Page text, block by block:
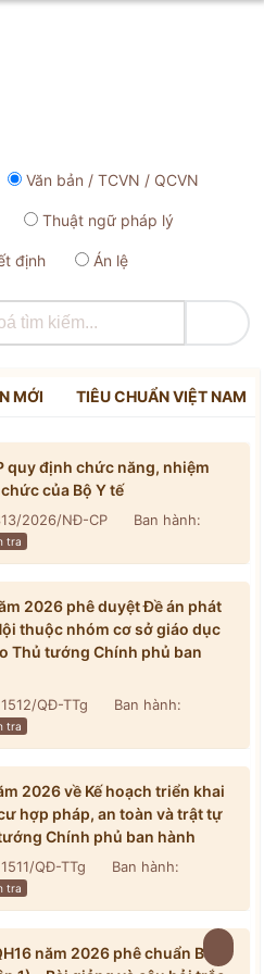
Văn bản / TCVN / QCVN
Thuật ngữ pháp lý
định Án lệ
MỚI TIÊU CHUẨN VIỆT NAM
quy định chức năng, nhiệm
của Bộ Y tế
2026/NĐ-CP
Ban hành:
tra
2026 phê duyệt Đề án phát
thuộc nhóm cơ sở giáo dục
Thủ tướng Chính phủ ban
QĐ-TTg
Ban hành:
tra
2026 về Kế hoạch triển khai
hợp pháp, an toàn và trật tự
Chính phủ ban hành
QĐ-TTg
Ban hành:
tra
năm 2026 phê chuẩn Bộ